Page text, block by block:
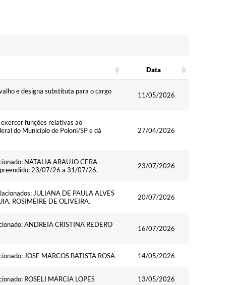
Data
e designa substituta para o cargo
11/05/2026
funções relativas ao
do Município de Poloni/SP e dá
27/04/2026
NATALIA ARAUJO CERA
23/07/26 a 31/07/26.
23/07/2026
JULIANA DE PAULA ALVES
ROSIMEIRE DE OLIVEIRA.
20/07/2026
ANDREIA CRISTINA REDERO
16/07/2026
JOSE MARCOS BATISTA ROSA 14/05/2026
ROSELI MARCIA LOPES 13/05/2026